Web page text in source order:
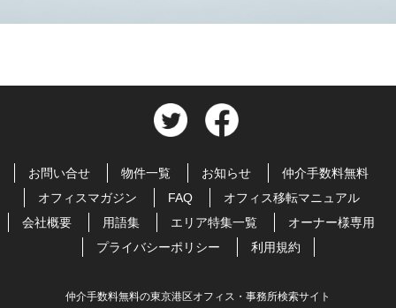
お問い合せ 物件一覧 お知らせ
仲介手数料無料
オフィスマガジン
FAQ
オフィス移転マニュアル
会社概要
用語集 エリア特集一覧
オーナー様専用
プライバシーポリシー
利用規約
仲介手数料無料の東京港区オフィス・事務所検索サイト